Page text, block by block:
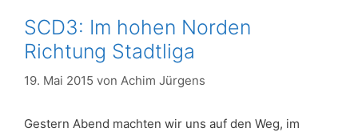
SCD3: Im hohen Norden
Richtung Stadtliga
19. Mai 2015 von Achim Jürgens
Gestern Abend machten wir uns auf den Weg, im